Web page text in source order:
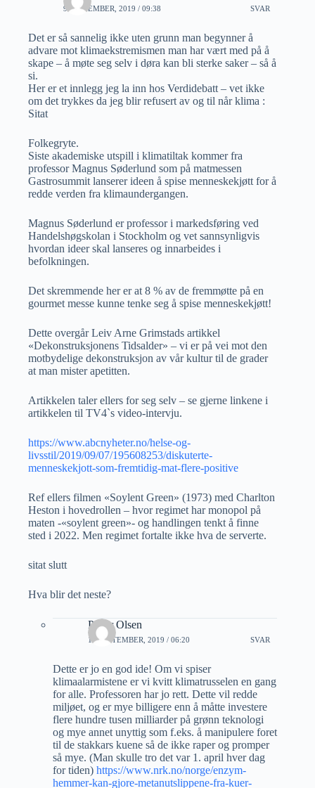
9 SEPTEMBER, 2019 / 09:38 SVAR
Det er så sannelig ikke uten grunn man begynner å
advare mot klimaekstremismen man har vært med på å
skape – å møte seg selv i døra kan bli sterke saker – så å
si.
Her er et innlegg jeg la inn hos Verdidebatt – vet ikke
om det trykkes da jeg blir refusert av og til når klima :
Sitat
Folkegryte.
Siste akademiske utspill i klimatiltak kommer fra
professor Magnus Søderlund som på matmessen
Gastrosummit lanserer ideen å spise menneskekjøtt for å
redde verden fra klimaundergangen.
Magnus Søderlund er professor i markedsføring ved
Handelshøgskolan i Stockholm og vet sannsynligvis
hvordan ideer skal lanseres og innarbeides i
befolkningen.
Det skremmende her er at 8 % av de fremmøtte på en
gourmet messe kunne tenke seg å spise menneskekjøtt!
Dette overgår Leiv Arne Grimstads artikkel
«Dekonstruksjonens Tidsalder» – vi er på vei mot den
motbydelige dekonstruksjon av vår kultur til de grader
at man mister apetitten.
Artikkelen taler ellers for seg selv – se gjerne linkene i
artikkelen til TV4`s video-intervju.
https://www.abcnyheter.no/helse-og-
livsstil/2019/09/07/195608253/diskuterte-
menneskekjott-som-fremtidig-mat-flere-positive
Ref ellers filmen «Soylent Green» (1973) med Charlton
Heston i hovedrollen – hvor regimet har monopol på
maten -«soylent green»- og handlingen tenkt å finne
sted i 2022. Men regimet fortalte ikke hva de serverte.
sitat slutt
Hva blir det neste?
Petter Olsen
10 SEPTEMBER, 2019 / 06:20 SVAR
Dette er jo en god ide! Om vi spiser
klimaalarmistene er vi kvitt klimatrusselen en gang
for alle. Professoren har jo rett. Dette vil redde
miljøet, og er mye billigere enn å måtte investere
flere hundre tusen milliarder på grønn teknologi
og mye annet unyttig som f.eks. å manipulere foret
til de stakkars kuene så de ikke raper og promper
så mye. (Man skulle tro det var 1. april hver dag
for tiden) https://www.nrk.no/norge/enzym-
hemmer-kan-gjore-metanutslippene-fra-kuer-